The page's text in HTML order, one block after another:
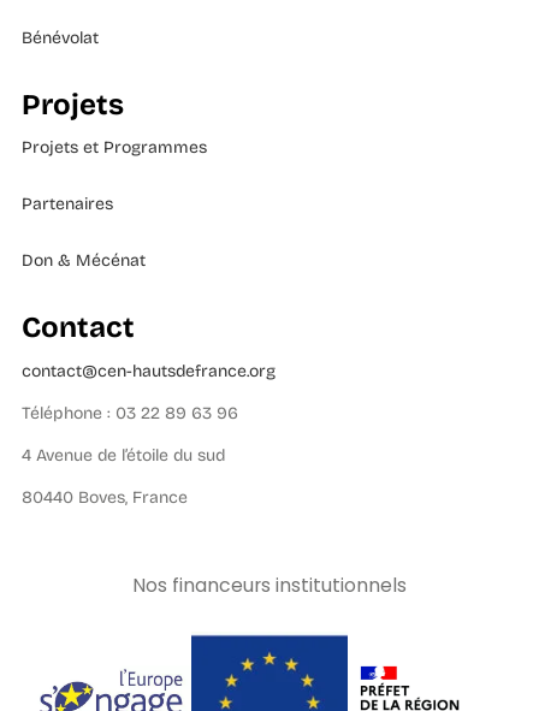
Bénévolat
Projets
Projets et Programmes
Partenaires
Don & Mécénat
Contact
contact@cen-hautsdefrance.org
Téléphone : 03 22 89 63 96
4 Avenue de l’étoile du sud
80440 Boves, France
Nos financeurs institutionnels